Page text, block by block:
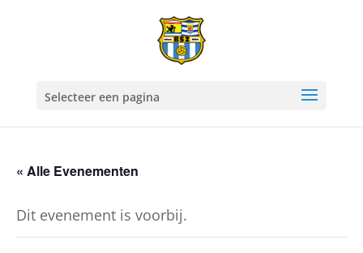
Selecteer een pagina
« Alle Evenementen
Dit evenement is voorbij.